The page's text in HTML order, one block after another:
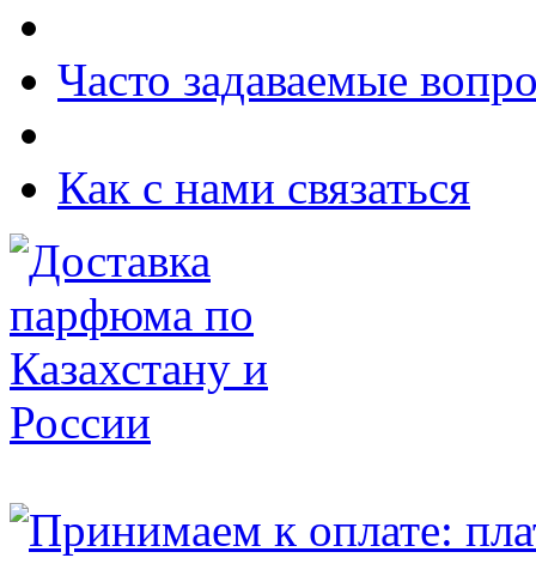
Часто задаваемые
Как с нами связаться